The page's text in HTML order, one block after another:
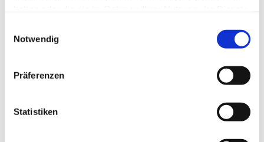
Notwendig
Präferenzen
Statistiken